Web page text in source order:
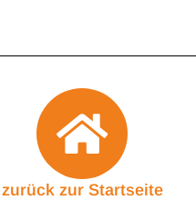
zurück zur Startseite